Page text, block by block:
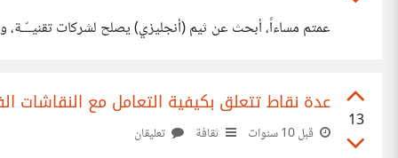
عمتم مساءاً، أبحث عن ثيم (أنجليزي) يصلح لشركات
13
عدة نقاط تتعلق بكيفية التعامل مع النقاشات
قبل 10 سنوات ثقافة تعليقان